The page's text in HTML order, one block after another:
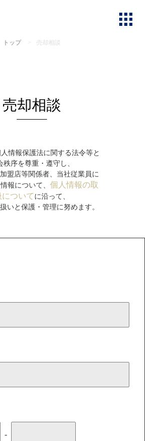
トップ > 売却相談
売却相談
情報保護法に関する法令等と
秩序を尊重・遵守し、
盟店等関係者、当社従業員に
報について、 個人情報の取
について に沿って、
いと保護・管理に努めます。
-